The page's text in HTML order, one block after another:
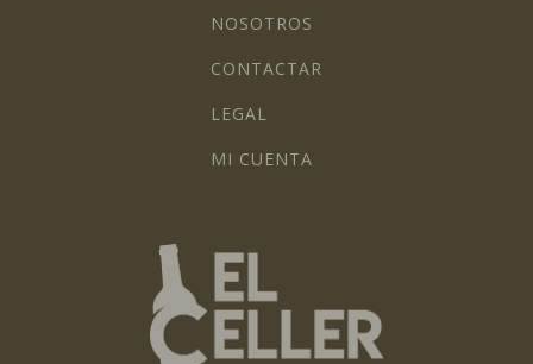
NOSOTROS
CONTACTAR
LEGAL
MI CUENTA